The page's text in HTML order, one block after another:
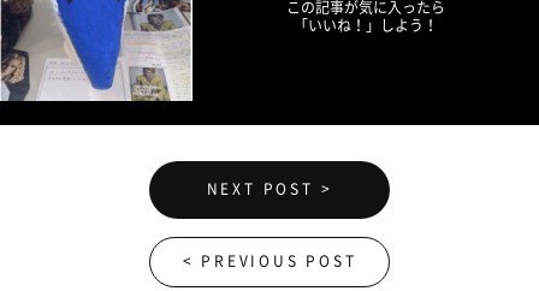
この記事が気に入ったら
「いいね！」しよう！
NEXT POST >
< PREVIOUS POST